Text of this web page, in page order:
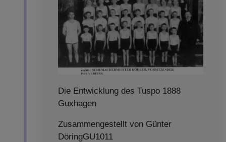
Die Entwicklung des Tuspo 1888
Guxhagen
Zusammengestellt von Günter
DöringGU1011